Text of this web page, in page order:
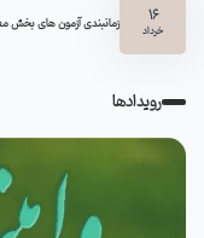
16
خرداد زمانبندی آزمون های بخش
رویدادها